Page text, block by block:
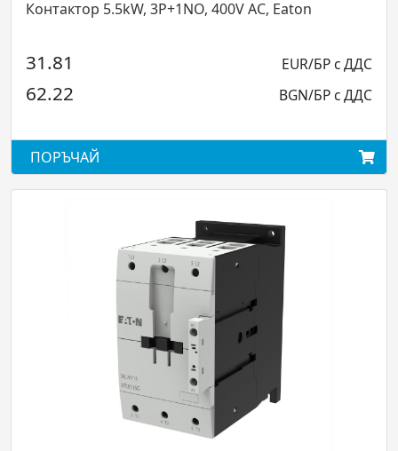
Контактор 5.5kW, 3P+1NO, 400V AC, Eaton
Реверсивен
162.05
316.94
ПОРЪЧАЙ